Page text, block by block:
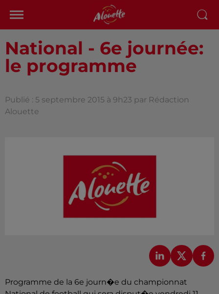
National - 6e journée:
le programme
Publié : 5 septembre 2015 à 9h23 par Rédaction
Alouette
Programme de la 6e journ�e du championnat